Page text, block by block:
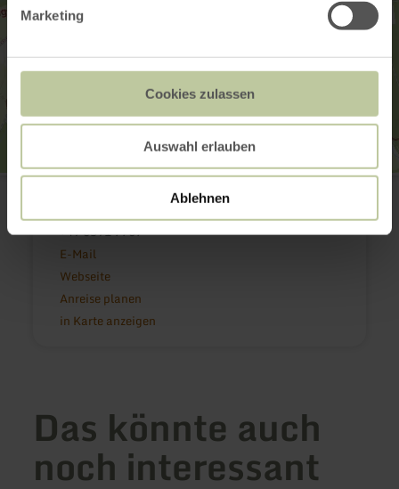
Marketing
Cookies zulassen
Auswahl erlauben
Ablehnen
Imkerei Körsten
+49 6591 7737
E-Mail
Webseite
Anreise planen
in Karte anzeigen
Das könnte auch
noch interessant